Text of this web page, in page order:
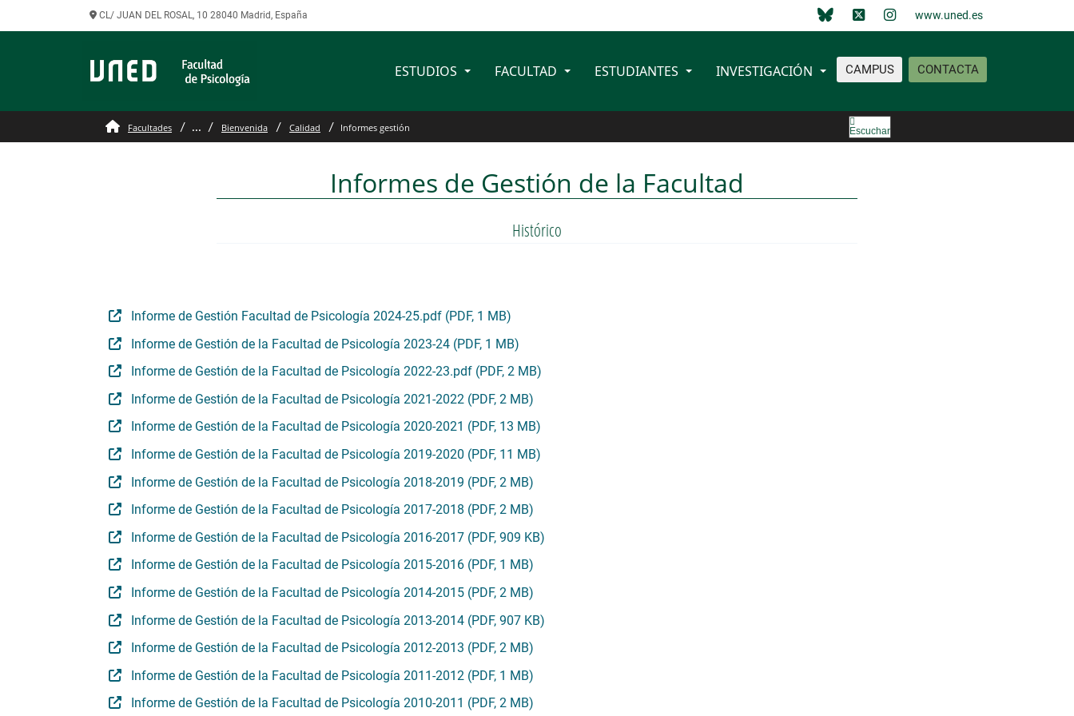
CL/ JUAN DEL ROSAL, 10 28040 Madrid, España www.uned.es
CAMPUS CONTACTA
ESTUDIOS FACULTAD ESTUDIANTES INVESTIGACIÓN
Facultades ... Bienvenida Calidad Informes gestión Escuchar
Informes de Gestión de la Facultad
Histórico
Informe de Gestión Facultad de Psicología 2024-25.pdf (PDF, 1 MB)
Informe de Gestión de la Facultad de Psicología 2023-24 (PDF, 1 MB)
Informe de Gestión de la Facultad de Psicología 2022-23.pdf (PDF, 2 MB)
Informe de Gestión de la Facultad de Psicología 2021-2022 (PDF, 2 MB)
Informe de Gestión de la Facultad de Psicología 2020-2021 (PDF, 13 MB)
Informe de Gestión de la Facultad de Psicología 2019-2020 (PDF, 11 MB)
Informe de Gestión de la Facultad de Psicología 2018-2019 (PDF, 2 MB)
Informe de Gestión de la Facultad de Psicología 2017-2018 (PDF, 2 MB)
Informe de Gestión de la Facultad de Psicología 2016-2017 (PDF, 909 KB)
Informe de Gestión de la Facultad de Psicología 2015-2016 (PDF, 1 MB)
Informe de Gestión de la Facultad de Psicología 2014-2015 (PDF, 2 MB)
Informe de Gestión de la Facultad de Psicología 2013-2014 (PDF, 907 KB)
Informe de Gestión de la Facultad de Psicología 2012-2013 (PDF, 2 MB)
Informe de Gestión de la Facultad de Psicología 2011-2012 (PDF, 1 MB)
Informe de Gestión de la Facultad de Psicología 2010-2011 (PDF, 2 MB)